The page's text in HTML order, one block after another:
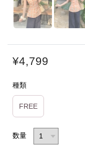
¥4,799
種類
FREE
数量